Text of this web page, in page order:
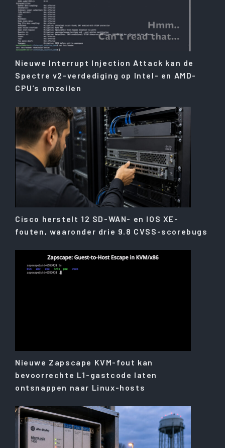
Nieuwe Interrupt Injection Attack kan de
Spectre v2-verdediging op Intel- en AMD-
CPU’s omzeilen
Cisco herstelt 12 SD-WAN- en IOS XE-
fouten, waaronder drie 9.8 CVSS-scorebugs
Nieuwe Zapscape KVM-fout kan
bevoorrechte L1-gastcode laten
ontsnappen naar Linux-hosts